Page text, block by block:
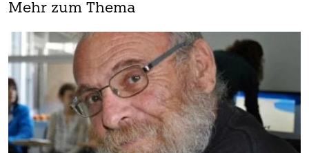
Mehr zum Thema